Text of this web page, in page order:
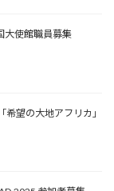
大使館職員募集
望の⼤地アフリカ」